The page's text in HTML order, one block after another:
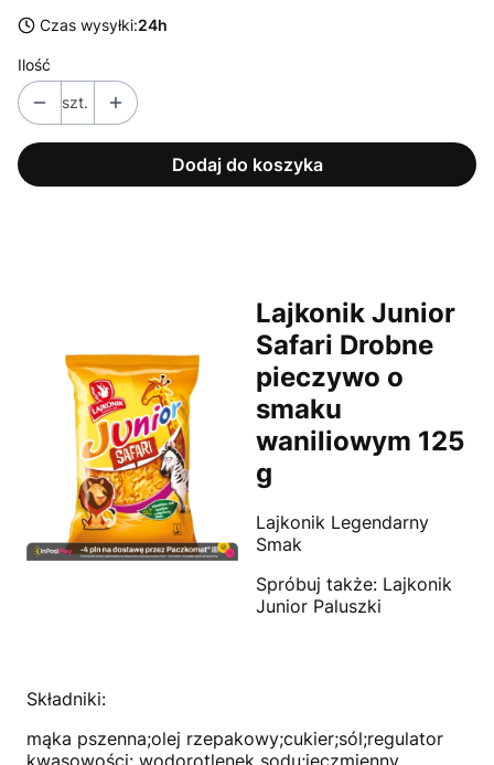
Czas wysyłki:24h
Ilość
szt.
Dodaj do koszyka
Lajkonik Junior
Safari Drobne
pieczywo o
smaku
waniliowym 125
g
Lajkonik Legendarny
Smak
Spróbuj także: Lajkonik
Junior Paluszki
Składniki:
mąka pszenna;olej rzepakowy;cukier;sól;regulator